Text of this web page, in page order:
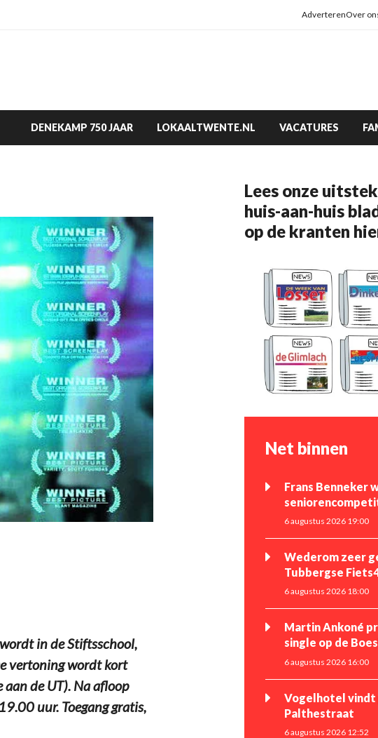
AdverterenOver
DENEKAMP 750 JAAR LOKAALTWENTE.NL VACATURES
in de Stiftsschool,
vertoning wordt kort
de UT). Na afloop
uur. Toegang gratis,
Lees onze
huis-aan-huis
op de kranten
Net binnen
Frans Benneker
6 augustus 2026 19:00
Wederom zeer
Tubbergse
6 augustus 2026 18:00
Martin Ankoné
single op de
6 augustus 2026 16:00
Vogelhotel vindt
Palthestraat
6 augustus 2026 12:52